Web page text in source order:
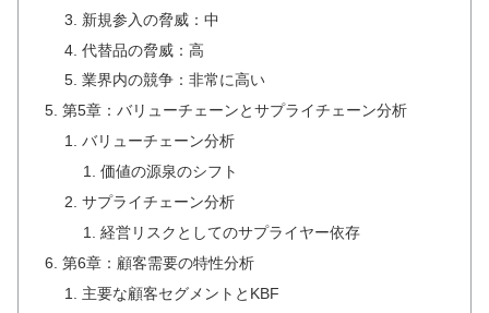
新規参入の脅威：中
代替品の脅威：高
業界内の競争：非常に高い
第5章：バリューチェーンとサプライチェーン分析
バリューチェーン分析
価値の源泉のシフト
サプライチェーン分析
経営リスクとしてのサプライヤー依存
第6章：顧客需要の特性分析
主要な顧客セグメントとKBF